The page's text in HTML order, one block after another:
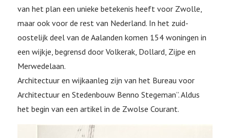
van het plan een unieke betekenis heeft voor Zwolle,
maar ook voor de rest van Nederland. In het zuid-
oostelijk deel van de Aalanden komen 154 woningen in
een wijkje, begrensd door Volkerak, Dollard, Zijpe en
Merwedelaan.
Architectuur en wijkaanleg zijn van het Bureau voor
Architectuur en Stedenbouw Benno Stegeman”. Aldus
het begin van een artikel in de Zwolse Courant.